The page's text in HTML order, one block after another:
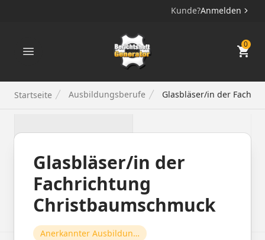
Kunde?Anmelden
Berichtsheft Generator 0
Startseite Ausbildungsberufe Glasbläser/in der
Glasbläser/in der
Fachrichtung
Christbaumschmuck
Anerkannter Ausbildungsberuf